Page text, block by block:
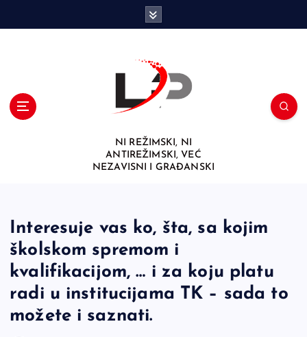
NI REŽIMSKI, NI
ANTIREŽIMSKI, VEĆ
NEZAVISNI I GRAĐANSKI
Interesuje vas ko, šta, sa kojim
školskom spremom i
kvalifikacijom, … i za koju platu
radi u institucijama TK – sada to
možete i saznati.